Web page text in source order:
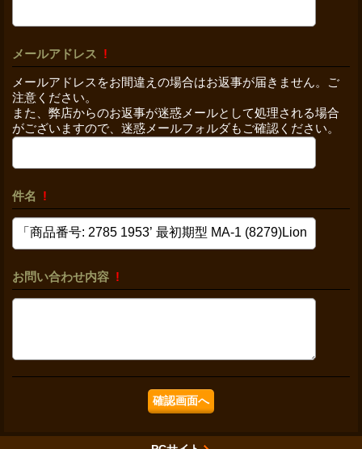
メールアドレス !
メールアドレスをお間違えの場合はお返事が届きません。ご
注意ください。
また、弊店からのお返事が迷惑メールとして処理される場合
がございますので、迷惑メールフォルダもご確認ください。
件名 !
お問い合わせ内容 !